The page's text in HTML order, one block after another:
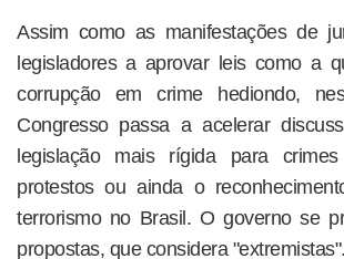
Assim como as manifestações de
legisladores a aprovar leis como a
corrupção em crime hediondo,
Congresso passa a acelerar
legislação mais rígida para
protestos ou ainda o
terrorismo no Brasil. O governo se
propostas, que considera "extremistas".